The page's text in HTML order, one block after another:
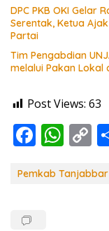
DPC PKB OKI Gelar
Serentak, Ketua
Partai
Tim Pengabdian
melalui Pakan Lokal
Post Views: 63
F
e
W
at
C
p
Pemkab Tanjabbar